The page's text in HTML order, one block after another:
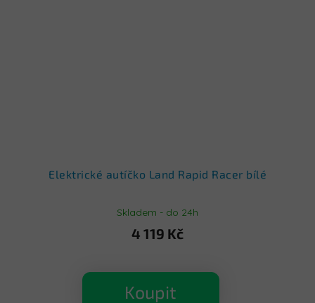
Elektrické autíčko Land Rapid Racer bílé
Skladem - do 24h
4 119 Kč
Koupit